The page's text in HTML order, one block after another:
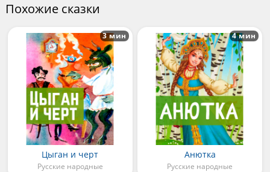
Похожие сказки
Цыган и черт
Русские народные
3 мин
Анютка
Русские народные
4 мин